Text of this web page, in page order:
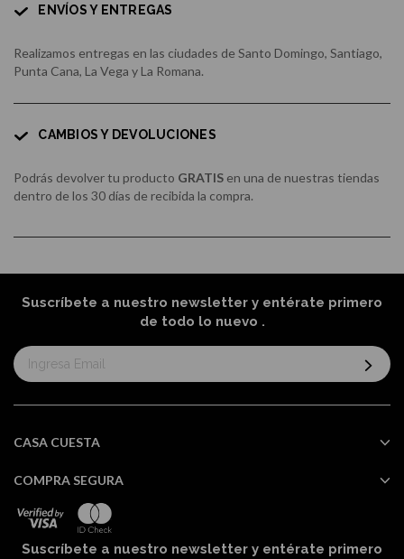
ENVÍOS Y ENTREGAS
Realizamos entregas en las ciudades de Santo Domingo, Santiago,
Punta Cana, La Vega y La Romana.
CAMBIOS Y DEVOLUCIONES
Podrás devolver tu producto GRATIS en una de nuestras tiendas
dentro de los 30 días de recibida la compra.
Suscríbete a nuestro newsletter y entérate primero
de todo lo nuevo .
Suscríbase
al
informativo:
CASA CUESTA
COMPRA SEGURA
Suscríbete a nuestro newsletter y entérate primero